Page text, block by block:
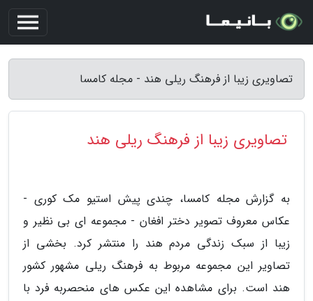
تصاویری زیبا از فرهنگ ریلی هند - مجله کامسا
تصاویری زیبا از فرهنگ ریلی هند
به گزارش مجله کامسا، چندی پیش استیو مک کوری -
عکاس معروف تصویر دختر افغان - مجموعه ای بی نظیر و
زیبا از سبک زندگی مردم هند را منتشر کرد. بخشی از
تصاویر این مجموعه مربوط به فرهنگ ریلی مشهور کشور
هند است. برای مشاهده این عکس های منحصربه فرد با